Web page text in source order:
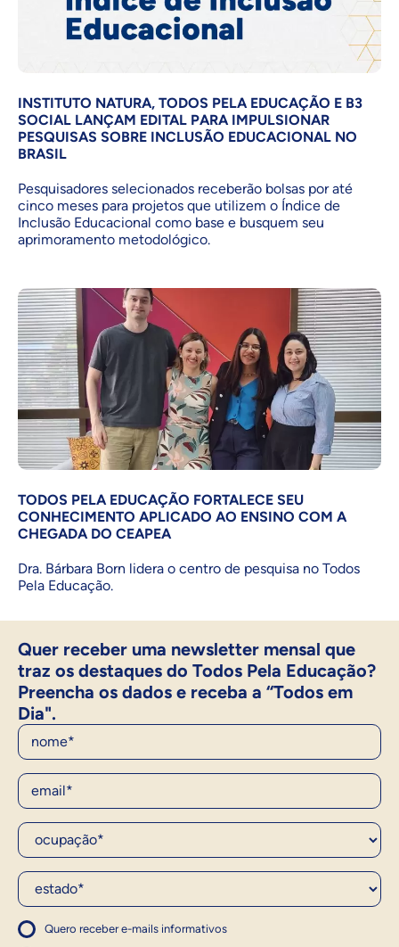
INSTITUTO NATURA, TODOS PELA EDUCAÇÃO E B3
SOCIAL LANÇAM EDITAL PARA IMPULSIONAR
PESQUISAS SOBRE INCLUSÃO EDUCACIONAL NO
BRASIL
Pesquisadores selecionados receberão bolsas por até
cinco meses para projetos que utilizem o Índice de
Inclusão Educacional como base e busquem seu
aprimoramento metodológico.
TODOS PELA EDUCAÇÃO FORTALECE SEU
CONHECIMENTO APLICADO AO ENSINO COM A
CHEGADA DO CEAPEA
Dra. Bárbara Born lidera o centro de pesquisa no Todos
Pela Educação.
Quer receber uma newsletter mensal que
traz os destaques do Todos Pela Educação?
Preencha os dados e receba a “Todos em
Dia".
Nome
E-Mail
Ocupação*
Estado*
Quero receber e-mails informativos
1
Concordo com a política
Concordo com a política